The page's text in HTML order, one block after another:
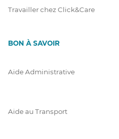
Travailler chez Click&Care
BON À SAVOIR
Aide Administrative
Aide au Transport